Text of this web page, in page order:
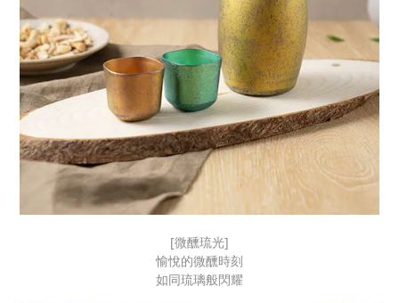
[微醺琉光]
愉悅的微醺時刻
如同琉璃般閃耀